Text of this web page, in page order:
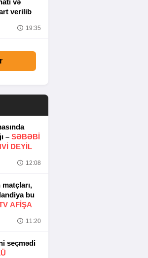
və
verilib
19:35
– SƏBƏBI
DEYIL
12:08
bu
AFİŞA
11:20
seçmədi